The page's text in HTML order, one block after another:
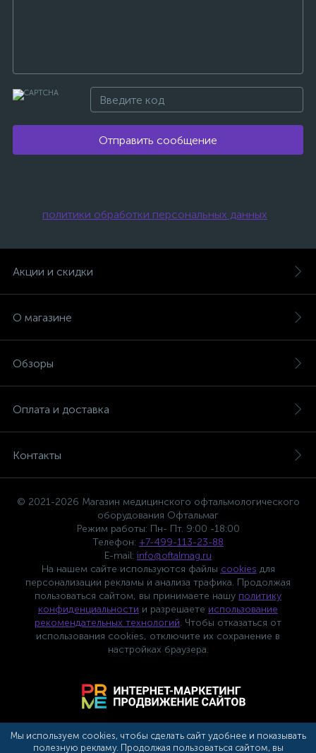
Отправить сообщение
политики обработки персональных данных
Акции и скидки
О магазине
Обзоры
Оплата и доставка
Контакты
© 2021-2026 Магазин медицинского офтальмологического
оборудования Офтальмаг
Режим работы: Пн- Пт. 9:00 -18:00
Телефон: +7-499-113-23-88
E-mail: info@oftalmag.ru
На нашем сайте используются файлы cookies для
персонализации рекламы и анализа трафика. Продолжая
пользоваться сайтом, вы принимаете нашу политику
конфиденциальности и разрешаете использование
рекомендательных технологий. Чтобы отказаться от
использования cookies, отключите их сохранение в
настройках браузера.
Мы используем cookies, чтобы сделать сайт удобнее и показывать
полезную рекламу. Продолжая пользоваться сайтом, вы